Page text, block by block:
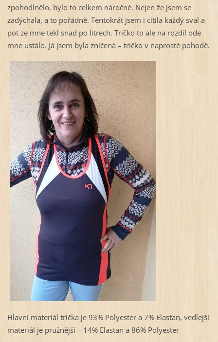
zpohodlnělo, bylo to celkem náročné. Nejen že jsem se
zadýchala, a to pořádně. Tentokrát jsem i cítila každý sval a
pot ze mne tekl snad po litrech. Tričko to ale na rozdíl ode
mne ustálo. Já jsem byla zničená – tričko v naprosté pohodě.
Hlavní materiál trička je 93% Polyester a 7% Elastan, vedlejší
materiál je pružnější – 14% Elastan a 86% Polyester